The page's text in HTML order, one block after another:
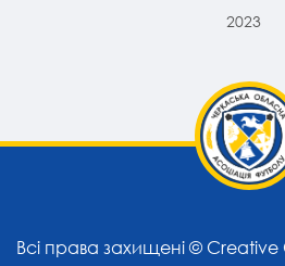
2023
Всі права захищені © Creative